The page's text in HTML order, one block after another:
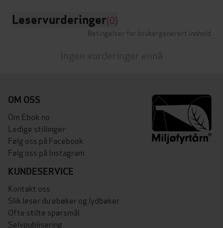
Leservurderinger(0)
Betingelser for brukergenerert innhold
Ingen vurderinger ennå
OM OSS
Om Ebok.no
Ledige stillinger
Følg oss på Facebook
Følg oss på Instagram
KUNDESERVICE
Kontakt oss
Slik leser du ebøker og lydbøker
Ofte stilte spørsmål
Selvpublisering